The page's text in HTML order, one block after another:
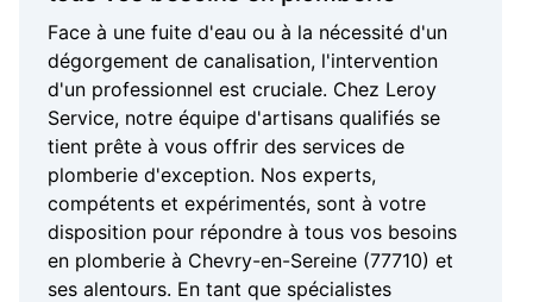
Face à une fuite d'eau ou à la nécessité d'un
dégorgement de canalisation, l'intervention
d'un professionnel est cruciale. Chez Leroy
Service, notre équipe d'artisans qualifiés se
tient prête à vous offrir des services de
plomberie d'exception. Nos experts,
compétents et expérimentés, sont à votre
disposition pour répondre à tous vos besoins
en plomberie à Chevry-en-Sereine (77710) et
ses alentours. En tant que spécialistes